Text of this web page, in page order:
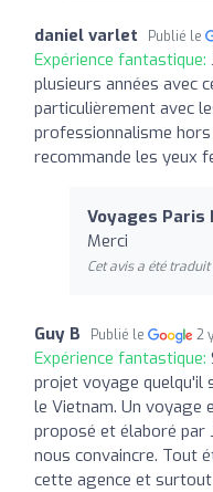
daniel varlet Publié le
Expérience fantastique:
plusieurs années avec
particulièrement avec
professionnalisme
recommande les yeux
Voyages Paris
Merci
Cet avis a été
Guy B Publié le 2
Expérience fantastique:
projet voyage quelqu'il
le Vietnam. Un voyage
proposé et élaboré par
nous convaincre. Tout
cette agence et surtout